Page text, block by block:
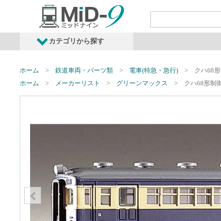
カテゴリから探す
発売予定商品 鉄道車両・オプショ
ホーム 鉄道車両・パーツ類 電車(特急・急行)
クハ68
ホーム
メーカーリスト グリーンマックス クハ68形制